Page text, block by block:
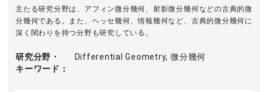
主たる研究分野は、アフィン微分幾何、射影微分幾何などの古典的微
分幾何である。また、ヘッセ幾何、情報幾何など、古典的微分幾何に
深く関わりを持つ分野も研究している。
研究分野・
キーワード
Differential Geometry, 微分幾何